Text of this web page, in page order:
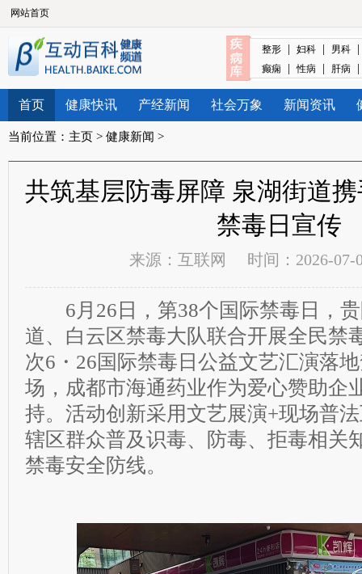
网站首页
整形 | 妇科 | 男科 |
癫痫 | 性病 | 肝病 |
首页 健康快讯 产经新闻 社会万象 新闻资讯
当前位置： 主页 > 健康新闻 >
共筑基层防毒屏障 泉湖街道
禁毒日宣传
来源： 互联网 时间：2026-07-
6月26日，第38个国际禁毒日，贵
道、白云区禁毒大队联合开展全民禁
次6・26国际禁毒日公益文艺汇演落
场，成都市海通药业作为爱心赞助企
持。活动创新采用文艺展演+现场普
辖区群众普及识毒、防毒、拒毒相关
禁毒安全防线。